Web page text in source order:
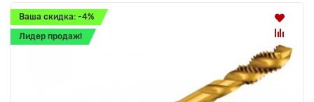
Ваша скидка: -4%
Лидер продаж!